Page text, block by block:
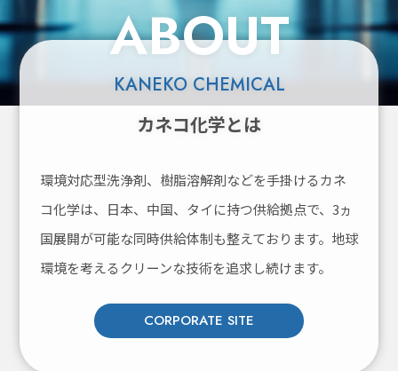
ABOUT
KANEKO CHEMICAL
カネコ化学とは
環境対応型洗浄剤、樹脂溶解剤などを手掛けるカネ
コ化学は、 日本、中国、タイに持つ供給拠点で、3ヵ
国展開が可能な同時供給体制も整えております。 地球
環境を考えるクリーンな技術を追求し続けます。
CORPORATE SITE